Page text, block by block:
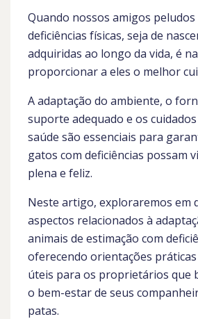
Quando nossos amigos
deficiências físicas, seja de
adquiridas ao longo da vida, é
proporcionar a eles o melhor
A adaptação do ambiente, o
suporte adequado e os
saúde são essenciais para
gatos com deficiências possam
plena e feliz.
Neste artigo, exploraremos em
aspectos relacionados à
animais de estimação com
oferecendo orientações
úteis para os proprietários que
o bem-estar de seus
patas.